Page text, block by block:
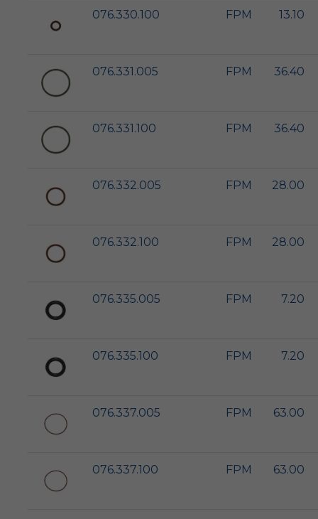
076.330.100 FPM 13.10
076.331.005 FPM 36.40
076.331.100 FPM 36.40
076.332.005 FPM 28.00
076.332.100 FPM 28.00
076.335.005 FPM 7.20
076.335.100 FPM 7.20
076.337.005 FPM 63.00
076.337.100 FPM 63.00